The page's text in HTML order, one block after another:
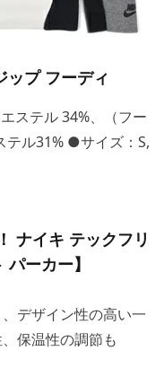
ップ フーディ
ステル 34%、（フー
テル31% ●サイズ：S,
ナイキ テックフリ
ーカー】
デザイン性の高い一
保温性の調節も